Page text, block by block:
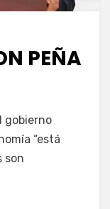
PEÑA
gobierno
“está
son